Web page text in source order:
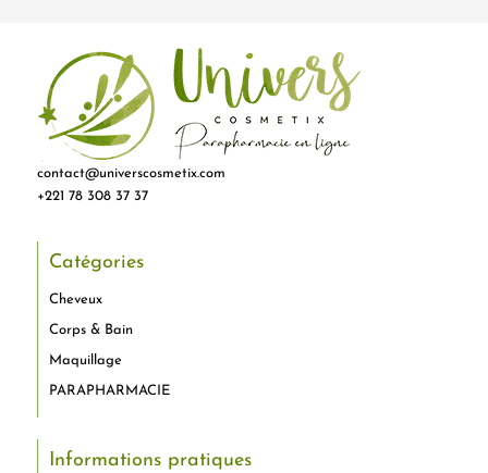
contact@universcosmetix.com
+221 78 308 37 37
Catégories
Cheveux
Corps & Bain
Maquillage
PARAPHARMACIE
Informations pratiques